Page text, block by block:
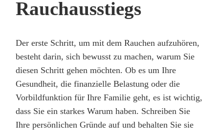
Rauchausstiegs
Der erste Schritt, um mit dem Rauchen aufzuhören,
besteht darin, sich bewusst zu machen, warum Sie
diesen Schritt gehen möchten. Ob es um Ihre
Gesundheit, die finanzielle Belastung oder die
Vorbildfunktion für Ihre Familie geht, es ist wichtig,
dass Sie ein starkes Warum haben. Schreiben Sie
Ihre persönlichen Gründe auf und behalten Sie sie